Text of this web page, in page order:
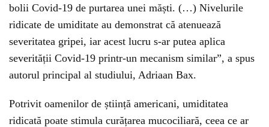
bolii Covid-19 de purtarea unei măști. (…) Nivelurile
ridicate de umiditate au demonstrat că atenuează
severitatea gripei, iar acest lucru s-ar putea aplica
severității Covid-19 printr-un mecanism similar”, a spus
autorul principal al studiului, Adriaan Bax.
Potrivit oamenilor de știință americani, umiditatea
ridicată poate stimula curățarea mucociliară, ceea ce ar